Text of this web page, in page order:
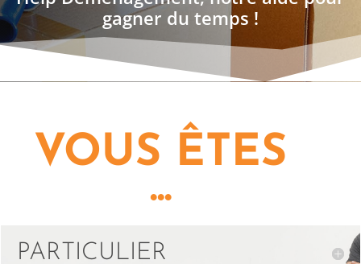
gagner du temps !
VOUS ÊTES
...
PARTICULIER